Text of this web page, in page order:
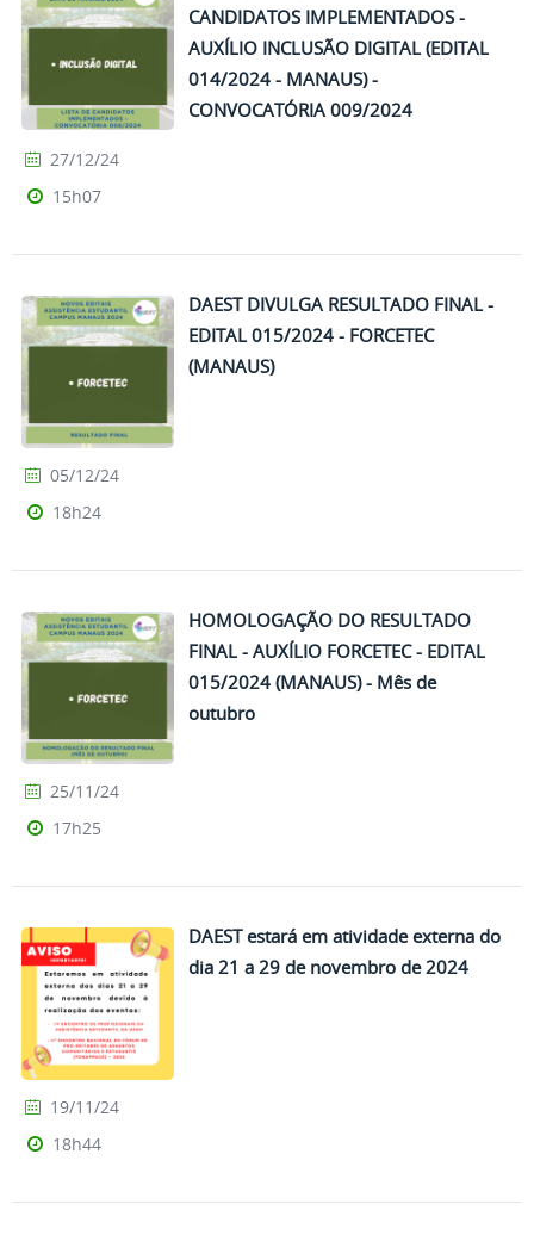
CANDIDATOS IMPLEMENTADOS -
AUXÍLIO INCLUSÃO DIGITAL (EDITAL
014/2024 - MANAUS) -
CONVOCATÓRIA 009/2024
27/12/24
15h07
DAEST DIVULGA RESULTADO FINAL -
EDITAL 015/2024 - FORCETEC
(MANAUS)
05/12/24
18h24
HOMOLOGAÇÃO DO RESULTADO
FINAL - AUXÍLIO FORCETEC - EDITAL
015/2024 (MANAUS) - Mês de
outubro
25/11/24
17h25
DAEST estará em atividade externa do
dia 21 a 29 de novembro de 2024
19/11/24
18h44